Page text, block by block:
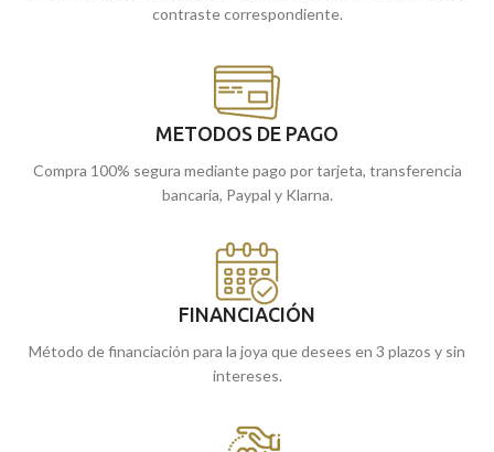
contraste correspondiente.
METODOS DE PAGO
Compra 100% segura mediante pago por tarjeta, transferencia
bancaria, Paypal y Klarna.
FINANCIACIÓN
Método de financiación para la joya que desees en 3 plazos y sin
intereses.